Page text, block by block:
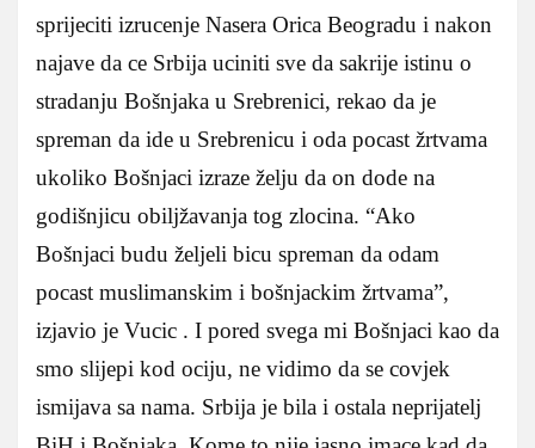
sprijeciti izrucenje Nasera Orica Beogradu i nakon
najave da ce Srbija uciniti sve da sakrije istinu o
stradanju Bošnjaka u Srebrenici, rekao da je
spreman da ide u Srebrenicu i oda pocast žrtvama
ukoliko Bošnjaci izraze želju da on dode na
godišnjicu obiljžavanja tog zlocina. “Ako
Bošnjaci budu željeli bicu spreman da odam
pocast muslimanskim i bošnjackim žrtvama”,
izjavio je Vucic . I pored svega mi Bošnjaci kao da
smo slijepi kod ociju, ne vidimo da se covjek
ismijava sa nama. Srbija je bila i ostala neprijatelj